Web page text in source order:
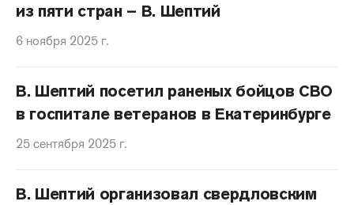
из пяти стран – В. Шептий
6 ноября 2025 г.
В. Шептий посетил раненых бойцов СВО
в госпитале ветеранов в Екатеринбурге
25 сентября 2025 г.
В. Шептий организовал свердловским